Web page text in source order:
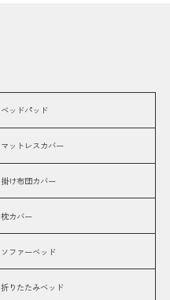
ベッドパッド
マットレスカバー
掛け布団カバー
枕カバー
ソファーベッド
折りたたみベッド